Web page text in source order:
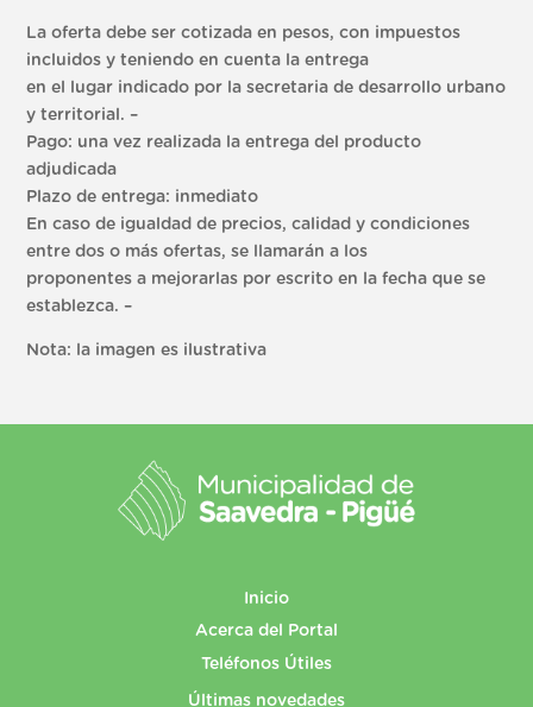
La oferta debe ser cotizada en pesos, con impuestos
incluidos y teniendo en cuenta la entrega
en el lugar indicado por la secretaria de desarrollo urbano
y territorial. –
Pago: una vez realizada la entrega del producto
adjudicada
Plazo de entrega: inmediato
En caso de igualdad de precios, calidad y condiciones
entre dos o más ofertas, se llamarán a los
proponentes a mejorarlas por escrito en la fecha que se
establezca. –
Nota: la imagen es ilustrativa
Inicio
Acerca del Portal
Teléfonos Útiles
Últimas novedades